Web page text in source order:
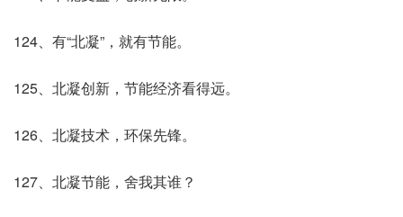
124、有“北凝”，就有节能。
125、北凝创新，节能经济看得远。
126、北凝技术，环保先锋。
127、北凝节能，舍我其谁？